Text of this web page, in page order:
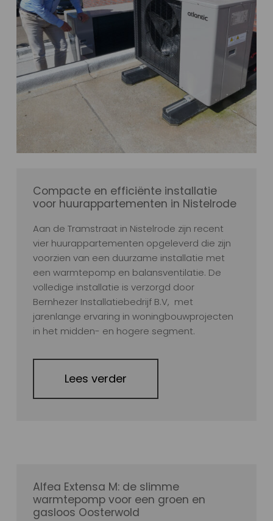
Compacte en efficiënte installatie
voor huurappartementen in Nistelrode
Aan de Tramstraat in Nistelrode zijn recent
vier huurappartementen opgeleverd die zijn
voorzien van een duurzame installatie met
een warmtepomp en balansventilatie. De
volledige installatie is verzorgd door
Bernhezer Installatiebedrijf B.V, met
jarenlange ervaring in woningbouwprojecten
in het midden- en hogere segment.
Lees verder
Alfea Extensa M: de slimme
warmtepomp voor een groen en
gasloos Oosterwold